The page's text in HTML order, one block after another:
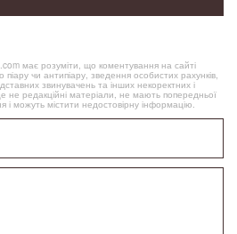
має розуміти, що коментування на сайті
піару чи антипіару, зведення особистих рахунків,
звинувачень та інших некоректних і
не редакційні матеріали, не мають попередньої
і можуть містити недостовірну інформацію.